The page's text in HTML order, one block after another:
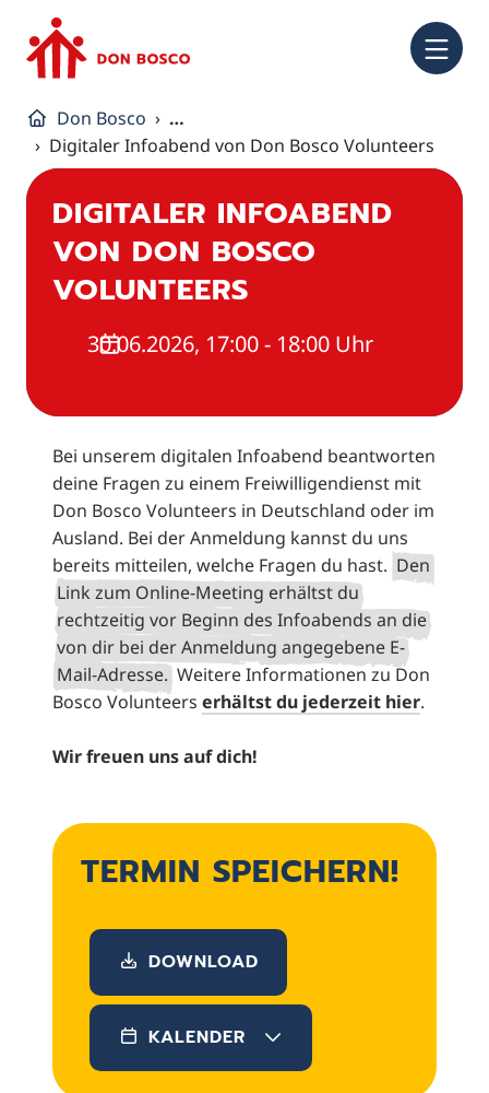
Don Bosco
…
Digitaler Infoabend von Don Bosco Volunteers
DIGITALER INFOABEND
VON DON BOSCO
VOLUNTEERS
30.06.2026, 17:00 - 18:00 Uhr
Bei unserem digitalen Infoabend beantworten
deine Fragen zu einem Freiwilligendienst mit
Don Bosco Volunteers in Deutschland oder im
Ausland. Bei der Anmeldung kannst du uns
bereits mitteilen, welche Fragen du hast. Den
Link zum Online-Meeting erhältst du
rechtzeitig vor Beginn des Infoabends an die
von dir bei der Anmeldung angegebene E-
Mail-Adresse. Weitere Informationen zu Don
Bosco Volunteers erhältst du jederzeit hier.
Wir freuen uns auf dich!
TERMIN SPEICHERN!
DOWNLOAD
KALENDER